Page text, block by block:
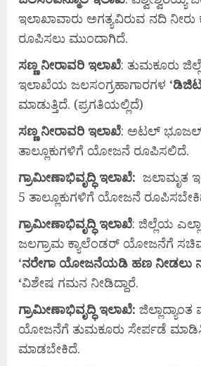
ಇಲಾಖಾವಾರು ಅಗತ್ಯವಿರುವ ನದಿ
ರೂಪಿಸಲು ಮುಂದಾಗಿದೆ.
ಸಣ್ಣ ನೀರಾವರಿ ಇಲಾಖೆ: ತುಮಕೂರು
ಇಲಾಖೆಯ ಜಲಸಂಗ್ರಹಾಗಾರಗಳ ‘
ಮಾಡುತ್ತಿದೆ. (ಪ್ರಗತಿಯಲ್ಲಿದೆ)
ಸಣ್ಣ ನೀರಾವರಿ ಇಲಾಖೆ: ಅಟಲ್
ತಾಲ್ಲೂಕುಗಳಿಗೆ ಯೋಜನೆ ರೂಪಿಸಲಿದೆ.
ಗ್ರಾಮೀಣಾಭಿವೃದ್ಧಿಇಲಾಖೆ: ಜಲಾಮೃತ
5 ತಾಲ್ಲೂಕುಗಳಿಗೆ ಯೋಜನೆ
ಗ್ರಾಮೀಣಾಭಿವೃದ್ಧಿಇಲಾಖೆ: ಜಿಲ್ಲೆಯ
ಜಲಗ್ರಾಮ ಕ್ಯಾಲೆಂಡರ್ ಯೋಜನೆಗೆ
‘ನರೇಗಾ ಯೋಜನೆಯಡಿ ಹಣ ನೀಡಲು
‘ವಿಶೇಷ ಗಮನ ನೀಡಿದ್ದಾರೆ.
ಗ್ರಾಮೀಣಾಭಿವೃದ್ಧಿಇಲಾಖೆ:
ಯೋಜನೆಗೆ ತುಮಕೂರು ಸೇರ್ಪಡೆ
ಮಾಡಬೇಕಿದೆ.